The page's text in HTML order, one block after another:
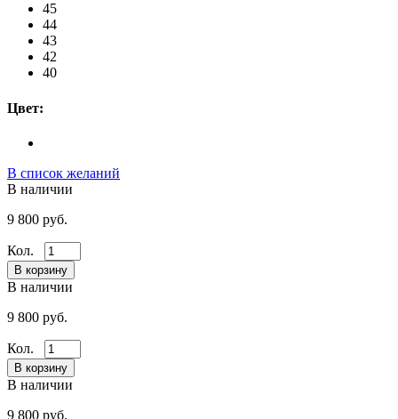
45
44
43
42
40
Цвет:
В список желаний
В наличии
9 800 руб.
Кол.
В наличии
9 800 руб.
Кол.
В наличии
9 800 руб.